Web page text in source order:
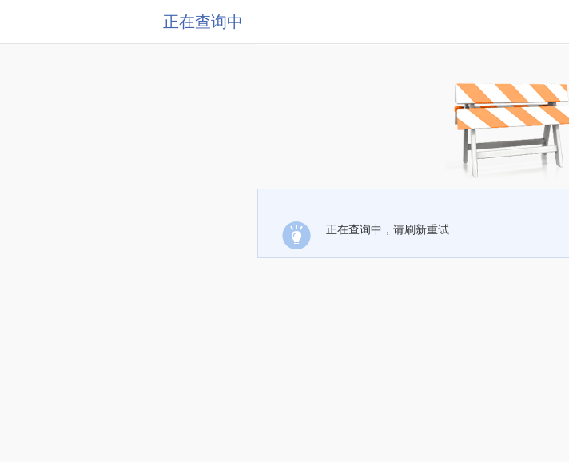
正在查询中
正在查询中，请刷新重试